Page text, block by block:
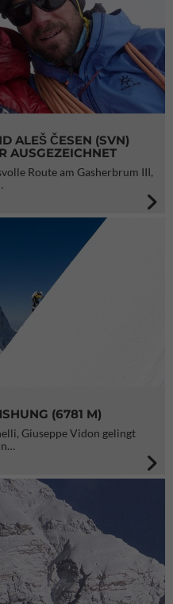
ALEŠ ČESEN (SVN)
AUSGEZEICHNET
Route am Gasherbrum III,
(6781 M)
Giuseppe Vidon gelingt